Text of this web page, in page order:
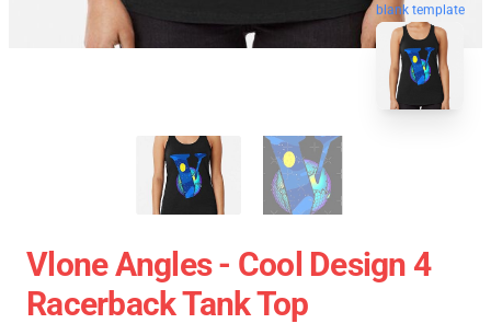
blank template
Vlone Angles - Cool Design 4
Racerback Tank Top